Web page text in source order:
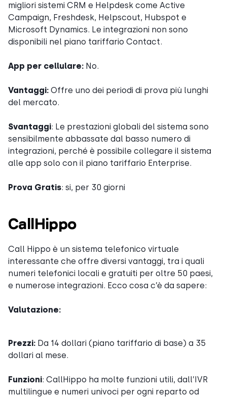
migliori sistemi CRM e Helpdesk come Active
Campaign, Freshdesk, Helpscout, Hubspot e
Microsoft Dynamics. Le integrazioni non sono
disponibili nel piano tariffario Contact.
App per cellulare: No.
Vantaggi: Offre uno dei periodi di prova più lunghi
del mercato.
Svantaggi: Le prestazioni globali del sistema sono
sensibilmente abbassate dal basso numero di
integrazioni, perché è possibile collegare il sistema
alle app solo con il piano tariffario Enterprise.
Prova Gratis: si, per 30 giorni
CallHippo
Call Hippo è un sistema telefonico virtuale
interessante che offre diversi vantaggi, tra i quali
numeri telefonici locali e gratuiti per oltre 50 paesi,
e numerose integrazioni. Ecco cosa c’è da sapere:
Valutazione:
Prezzi: Da 14 dollari (piano tariffario di base) a 35
dollari al mese.
Funzioni: CallHippo ha molte funzioni utili, dall’IVR
multilingue e numeri univoci per ogni reparto od